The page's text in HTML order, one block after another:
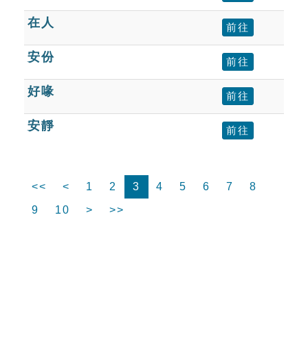
在人 前往
安份 前往
好喙 前往
安靜 前往
<< < 1 2 3 4 5 6 7
8
9
10 > >>